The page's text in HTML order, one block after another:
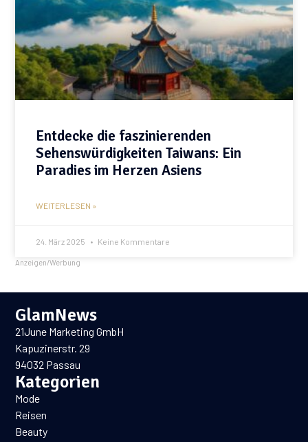
Entdecke die faszinierenden
Sehenswürdigkeiten Taiwans: Ein
Paradies im Herzen Asiens
WEITERLESEN »
24. März 2025 Keine Kommentare
Anzeigen/Werbung
GlamNews
21June Marketing GmbH
Kapuzinerstr. 29
94032 Passau
Kategorien
Mode
Reisen
Beauty